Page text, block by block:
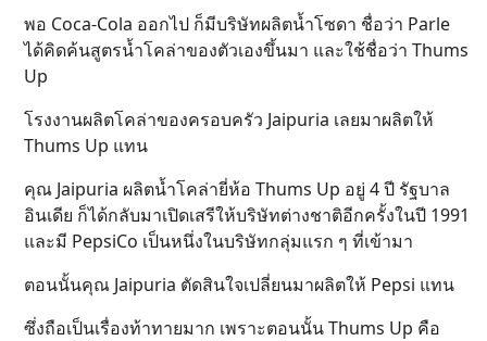
พอ Coca-Cola ออกไป ก็มีบริษัทผลิตน้ำโซดา ชื่อว่า Parle
ได้คิดค้นสูตรน้ำโคล่าของตัวเองขึ้นมา และใช้ชื่อว่า Thums
Up
โรงงานผลิตโคล่าของครอบครัว Jaipuria เลยมาผลิตให้
Thums Up แทน
คุณ Jaipuria ผลิตน้ำโคล่ายี่ห้อ Thums Up อยู่ 4 ปี รัฐบาล
อินเดีย ก็ได้กลับมาเปิดเสรีให้บริษัทต่างชาติอีกครั้งในปี 1991
และมี PepsiCo เป็นหนึ่งในบริษัทกลุ่มแรก ๆ ที่เข้ามา
ตอนนั้นคุณ Jaipuria ตัดสินใจเปลี่ยนมาผลิตให้ Pepsi แทน
ซึ่งถือเป็นเรื่องท้าทายมาก เพราะตอนนั้น Thums Up คือ